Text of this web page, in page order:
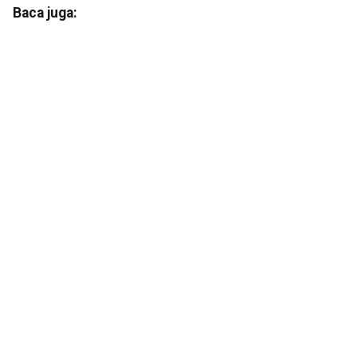
Baca juga: